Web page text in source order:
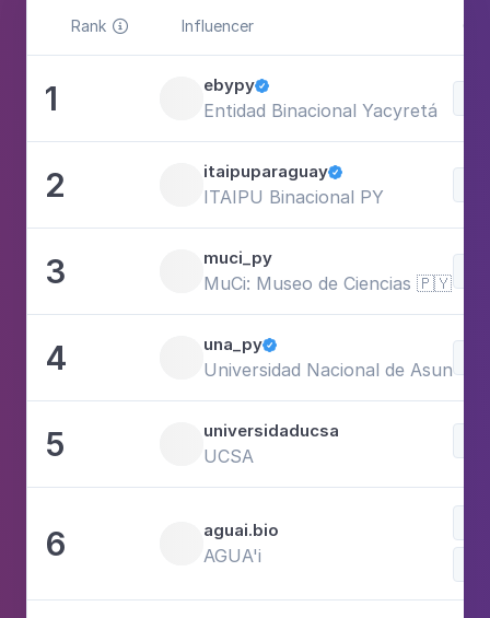
Rank  Influencer
1 ebypy
Entidad Binacional Yacyretá
2 itaipuparaguay
ITAIPU Binacional PY
3 muci_py
MuCi: Museo de Ciencias 🇵🇾
4 una_py
Universidad Nacional de Asunción
5 universidaducsa
UCSA
6 aguai.bio
AGUA'i